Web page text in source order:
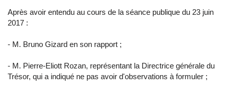
Après avoir entendu au cours de la séance publique du 23 juin
2017 :
- M. Bruno Gizard en son rapport ;
- M. Pierre-Eliott Rozan, représentant la Directrice générale du
Trésor, qui a indiqué ne pas avoir d'observations à formuler ;